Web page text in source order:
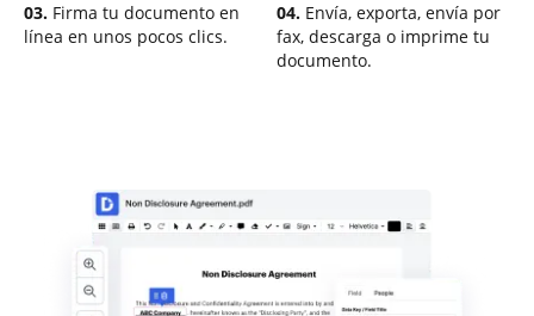
03. Firma tu documento en
línea en unos pocos clics.
04. Envía, exporta, envía por
fax, descarga o imprime tu
documento.